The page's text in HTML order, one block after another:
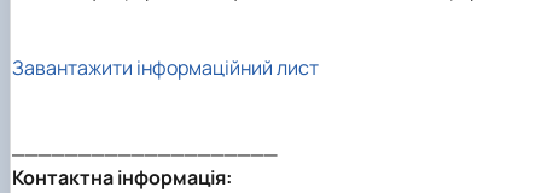
Завантажити інформаційний лист
Контактна інформація: